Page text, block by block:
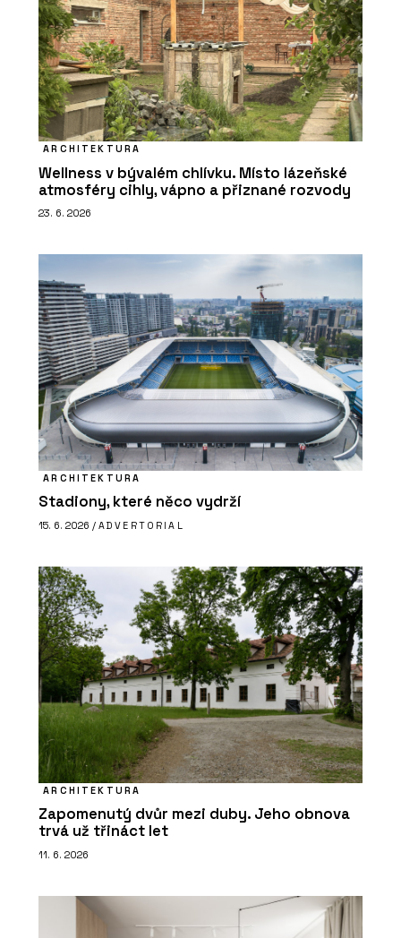
ARCHITEKTURA
Wellness v bývalém chlívku. Místo lázeňské
atmosféry cihly, vápno a přiznané rozvody
23. 6. 2026
ARCHITEKTURA
Stadiony, které něco vydrží
15. 6. 2026 / ADVERTORIAL
ARCHITEKTURA
Zapomenutý dvůr mezi duby. Jeho obnova
trvá už třináct let
11. 6. 2026